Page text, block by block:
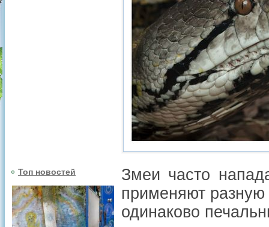
Топ новостей
Змеи часто
применяют разную
одинаково